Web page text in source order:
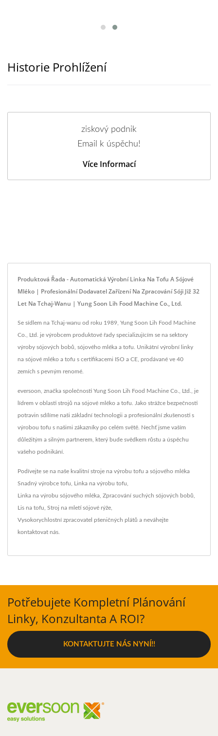
Historie Prohlížení
ziskový podnik
Email k úspěchu!
Více Informací
Produktová Řada - Automatická Výrobní Linka Na Tofu A Sójové
Mléko | Profesionální Dodavatel Zařízení Na Zpracování Sóji Již 32
Let Na Tchaj-Wanu | Yung Soon Lih Food Machine Co., Ltd.
Se sídlem na Tchaj-wanu od roku 1989, Yung Soon Lih Food Machine
Co., Ltd. je výrobcem produktové řady specializujícím se na sektory
výroby sójových bobů, sójového mléka a tofu. Unikátní výrobní linky
na sójové mléko a tofu s certifikacemi ISO a CE, prodávané ve 40
zemích s pevným renomé.
eversoon, značka společnosti Yung Soon Lih Food Machine Co., Ltd., je
lídrem v oblasti strojů na sójové mléko a tofu. Jako strážce bezpečnosti
potravin sdílíme naši základní technologii a profesionální zkušenosti s
výrobou tofu s našimi zákazníky po celém světě. Nechť jsme vaším
důležitým a silným partnerem, který bude svědkem růstu a úspěchu
vašeho podnikání.
Podívejte se na naše kvalitní stroje na výrobu tofu a sójového mléka
Snadný výrobce tofu Linka na výrobu tofu
Linka na výrobu sójového mléka Zpracování suchých sójových bobů
Lis na tofu Stroj na mletí sójové rýže
Vysokorychlostní zpracovatel pšeničných plátů a neváhejte
kontaktovat nás
Potřebujete Kompletní Plánování
Linky, Konzultanta A ROI?
KONTAKTUJTE NÁS NYNÍ!!